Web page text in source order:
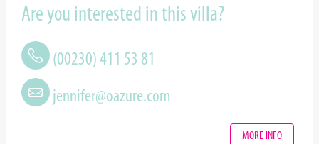
Are you interested in this villa?
(00230) 411 53 81
jennifer@oazure.com
MORE INFO